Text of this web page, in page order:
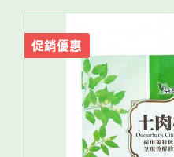
促銷優惠